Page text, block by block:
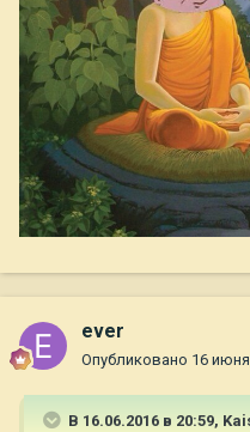
ever
Опубликовано 16
В 16.06.2016 в 20:59,